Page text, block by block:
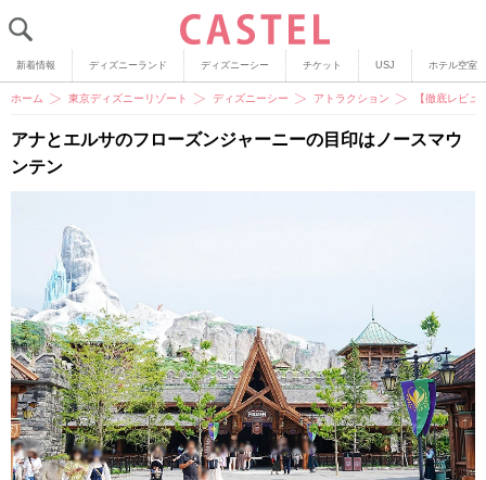
新着情報 ディズニーランド ディズニーシー チケット USJ ホテル空室
ホーム 東京ディズニーリゾート ディズニーシー アトラクション 【徹底レビ
アナとエルサのフローズンジャーニーの目印はノースマウ
ンテン